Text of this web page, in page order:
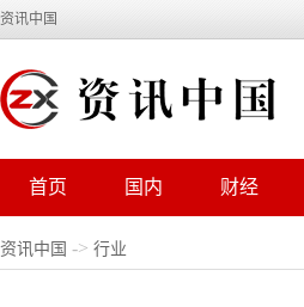
资讯中国
首页 国内 财经
资讯中国 -> 行业